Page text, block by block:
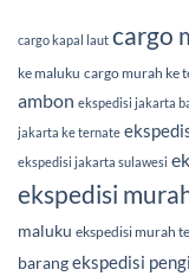
cargo kapal laut cargo
ke maluku cargo murah ke
ambon ekspedisi jakarta
jakarta ke ternate
ekspedisi jakarta sulawesi
ekspedisi
maluku ekspedisi murah
barangekspedisi